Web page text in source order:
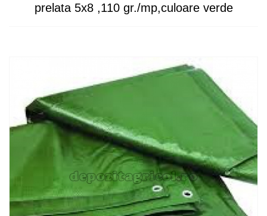
prelata 5x8 ,110 gr./mp,culoare verde